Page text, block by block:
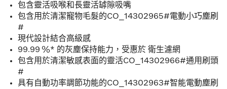
包含靈活吸喉和長靈活罅隙吸嘴
包含用於清潔寵物毛髮的CO_14302965#電動小巧塵刷
#
現代設計結合高級感
99.99 %* 的灰塵保持能力，受惠於 衛生濾網
包含用於清潔敏感表面的靈活CO_14302966#通用刷頭
#
具有自動功率調節功能的CO_14302963#智能電動塵刷